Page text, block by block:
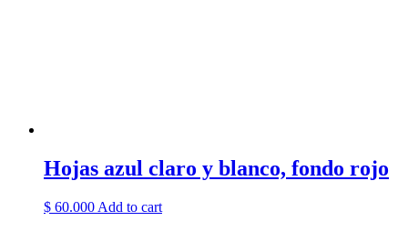
Hojas azul claro y blanco, fondo rojo
$ 60.000 Add to cart